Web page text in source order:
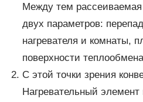
Между тем
двух параметров:
нагревателя и комнаты,
поверхности
С этой точки зрения
Нагревательный элемент